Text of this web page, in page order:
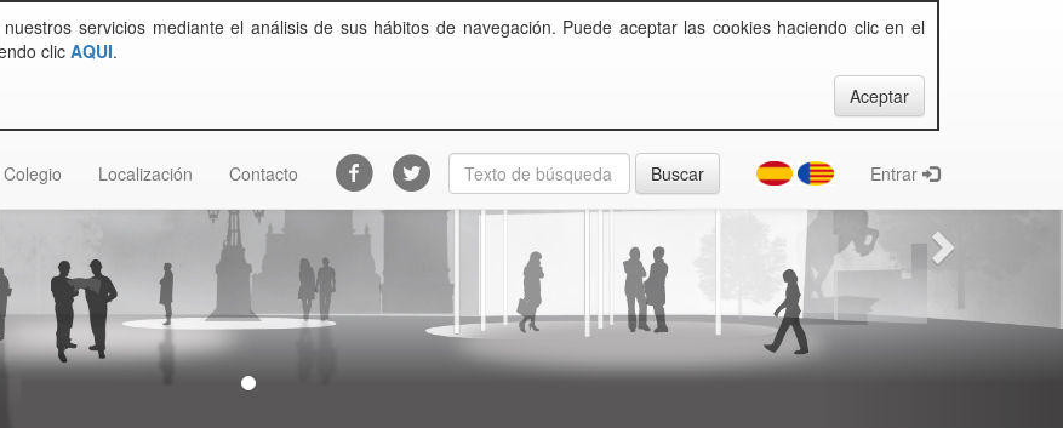
servicios mediante el análisis de sus hábitos de navegación. Puede aceptar las cookies haciendo clic en el
clic AQUI.
Entrar
Colegio Localización Contacto